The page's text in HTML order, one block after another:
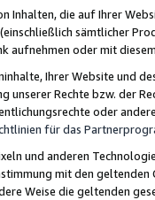
Inhalten, die auf Ihrer
sämtlicher
aufnehmen oder mit
Ihrer Website und
unserer Rechte bzw. der
oder
für das
und anderen
mit den
Weise die geltenden